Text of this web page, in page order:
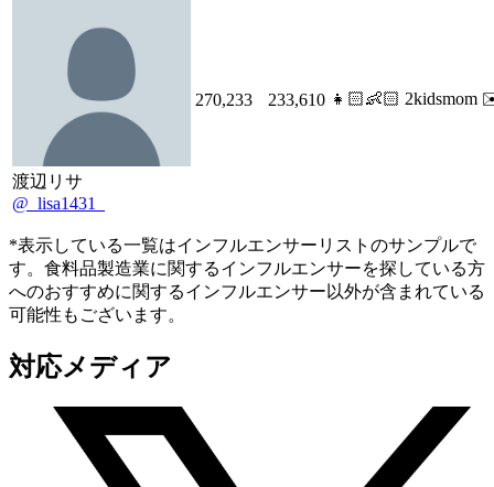
渡辺リサ
@_lisa1431_
270,233 233,610 👧🏻👶🏻 2kidsmom
*表示している一覧はインフルエンサーリストのサンプルで
す。食料品製造業に関するインフルエンサーを探している方
へのおすすめに関するインフルエンサー以外が含まれている
可能性もございます。
対応メディア